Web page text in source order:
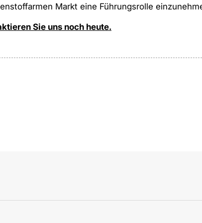
Markt eine Führungsrolle
Sie uns noch heute.